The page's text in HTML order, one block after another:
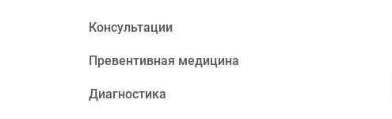
Консультации
Превентивная медицина
Диагностика